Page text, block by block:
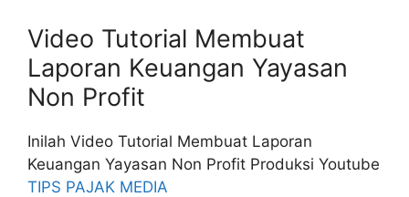
Video Tutorial Membuat
Laporan Keuangan Yayasan
Non Profit
Inilah Video Tutorial Membuat Laporan
Keuangan Yayasan Non Profit Produksi Youtube
TIPS PAJAK MEDIA